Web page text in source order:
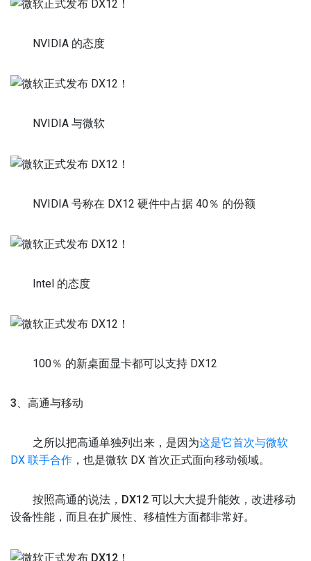
NVIDIA 的态度
NVIDIA 与微软
NVIDIA 号称在 DX12 硬件中占据 40％ 的份额
Intel 的态度
100％ 的新桌面显卡都可以支持 DX12
3、高通与移动
之所以把高通单独列出来，是因为这是它首次与微软
DX 联手合作 ，也是微软 DX 首次正式面向移动领域。
按照高通的说法， DX12 可以大大提升能效，改进移动
设备性能，而且在扩展性、移植性方面都非常好。